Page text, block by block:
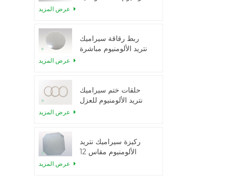
ربط رقاقة سيراميك
نتريد الألومنيوم مباشرة
حلقات ختم سيراميك
نتريد الألومنيوم للعزل
ركيزة سيراميك نتريد
الألومنيوم مقاس 12